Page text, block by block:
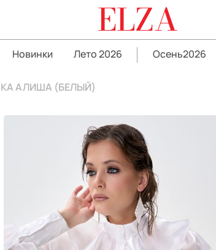
ELZA
Новинки Лето 2026 Осень2026
АЛИША (БЕЛЫЙ)